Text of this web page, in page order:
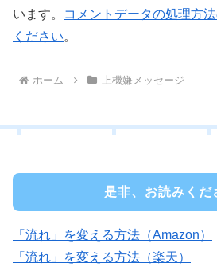
います。
コメントデータの処理方
ください。
ホーム 上機嫌メッセージ
是非、お読みくだ
「流れ」を変える方法（Amazon）
「流れ」を変える方法（楽天）